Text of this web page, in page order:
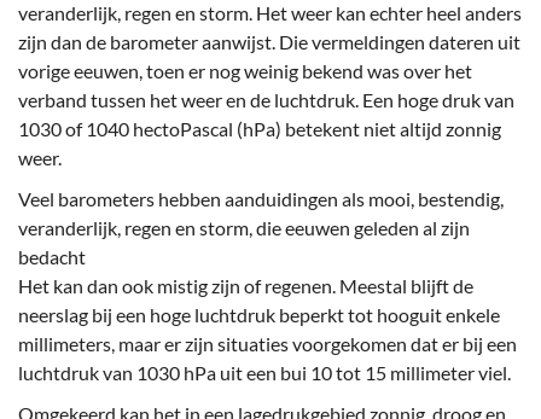
veranderlijk, regen en storm. Het weer kan echter heel anders
zijn dan de barometer aanwijst. Die vermeldingen dateren uit
vorige eeuwen, toen er nog weinig bekend was over het
verband tussen het weer en de luchtdruk. Een hoge druk van
1030 of 1040 hectoPascal (hPa) betekent niet altijd zonnig
weer.
Veel barometers hebben aanduidingen als mooi, bestendig,
veranderlijk, regen en storm, die eeuwen geleden al zijn
bedacht
Het kan dan ook mistig zijn of regenen. Meestal blijft de
neerslag bij een hoge luchtdruk beperkt tot hooguit enkele
millimeters, maar er zijn situaties voorgekomen dat er bij een
luchtdruk van 1030 hPa uit een bui 10 tot 15 millimeter viel.
Omgekeerd kan het in een lagedrukgebied zonnig, droog en